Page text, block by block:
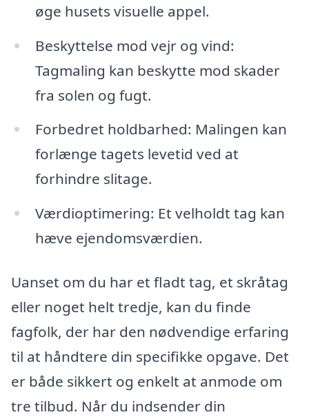
øge husets visuelle appel.
Beskyttelse mod vejr og vind:
Tagmaling kan beskytte mod skader
fra solen og fugt.
Forbedret holdbarhed: Malingen kan
forlænge tagets levetid ved at
forhindre slitage.
Værdioptimering: Et velholdt tag kan
hæve ejendomsværdien.
Uanset om du har et fladt tag, et skråtag
eller noget helt tredje, kan du finde
fagfolk, der har den nødvendige erfaring
til at håndtere din specifikke opgave. Det
er både sikkert og enkelt at anmode om
tre tilbud. Når du indsender din